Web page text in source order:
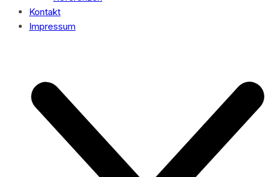
Kontakt
Impressum